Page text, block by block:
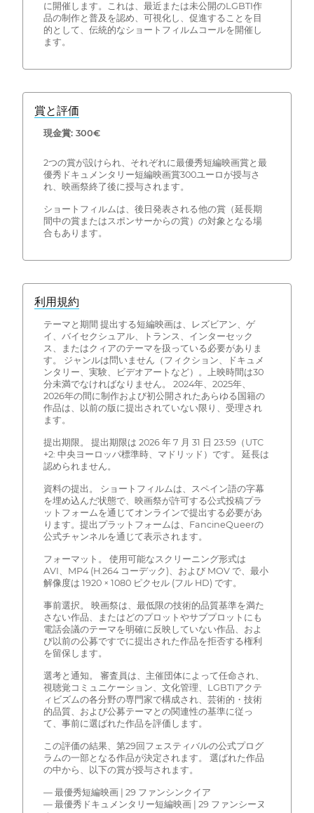
に開催します。これは、最近または未公開のLGBTI作
品の制作と普及を認め、可視化し、促進することを目
的として、伝統的なショートフィルムコールを開催し
ます。
賞と評価
現金賞: 300€
2つの賞が設けられ、それぞれに最優秀短編映画賞と最
優秀ドキュメンタリー短編映画賞300ユーロが授与さ
れ、映画祭終了後に授与されます。
ショートフィルムは、後日発表される他の賞（延長期
間中の賞またはスポンサーからの賞）の対象となる場
合もあります。
利用規約
テーマと期間 提出する短編映画は、レズビアン、ゲ
イ、バイセクシュアル、トランス、インターセック
ス、またはクィアのテーマを扱っている必要がありま
す。 ジャンルは問いません（フィクション、ドキュメ
ンタリー、実験、ビデオアートなど）。上映時間は30
分未満でなければなりません。 2024年、2025年、
2026年の間に制作および初公開されたあらゆる国籍の
作品は、以前の版に提出されていない限り、受理され
ます。
提出期限。 提出期限は 2026 年 7 月 31 日 23:59（UTC
+2: 中央ヨーロッパ標準時、マドリッド）です。 延長は
認められません。
資料の提出。 ショートフィルムは、スペイン語の字幕
を埋め込んだ状態で、映画祭が許可する公式投稿プラ
ットフォームを通じてオンラインで提出する必要があ
ります。提出プラットフォームは、FancineQueerの
公式チャンネルを通じて表示されます。
フォーマット。 使用可能なスクリーニング形式は
AVI、MP4 (H.264 コーデック)、および MOV で、最小
解像度は 1920 × 1080 ピクセル (フル HD) です。
事前選択。 映画祭は、最低限の技術的品質基準を満た
さない作品、またはどのプロットやサブプロットにも
電話会議のテーマを明確に反映していない作品、およ
び以前の公募ですでに提出された作品を拒否する権利
を留保します。
選考と通知。 審査員は、主催団体によって任命され、
視聴覚コミュニケーション、文化管理、LGBTIアクテ
ィビズムの各分野の専門家で構成され、芸術的・技術
的品質、および公募テーマとの関連性の基準に従っ
て、事前に選ばれた作品を評価します。
この評価の結果、第29回フェスティバルの公式プログ
ラムの一部となる作品が決定されます。 選ばれた作品
の中から、以下の賞が授与されます。
— 最優秀短編映画 | 29 ファンシンクイア
— 最優秀ドキュメンタリー短編映画 | 29 ファンシーヌ